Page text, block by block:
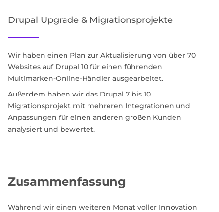
Drupal Upgrade & Migrationsprojekte
Wir haben einen Plan zur Aktualisierung von über 70
Websites auf Drupal 10 für einen führenden
Multimarken-Online-Händler ausgearbeitet.
Außerdem haben wir das Drupal 7 bis 10
Migrationsprojekt mit mehreren Integrationen und
Anpassungen für einen anderen großen Kunden
analysiert und bewertet.
Zusammenfassung
Während wir einen weiteren Monat voller Innovation